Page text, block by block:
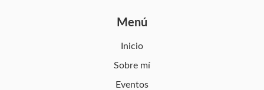
Menú
Inicio
Sobre mí
Eventos